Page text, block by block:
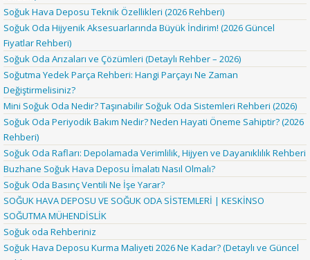
Soğuk Hava Deposu Teknik Özellikleri (2026 Rehberi)
Soğuk Oda Hijyenik Aksesuarlarında Büyük İndirim! (2026 Güncel
Fiyatlar Rehberi)
Soğuk Oda Arızaları ve Çözümleri (Detaylı Rehber – 2026)
Soğutma Yedek Parça Rehberi: Hangi Parçayı Ne Zaman
Değiştirmelisiniz?
Mini Soğuk Oda Nedir? Taşınabilir Soğuk Oda Sistemleri Rehberi (2026)
Soğuk Oda Periyodik Bakım Nedir? Neden Hayati Öneme Sahiptir? (2026
Rehberi)
Soğuk Oda Rafları: Depolamada Verimlilik, Hijyen ve Dayanıklılık Rehberi
Buzhane Soğuk Hava Deposu İmalatı Nasıl Olmalı?
Soğuk Oda Basınç Ventili Ne İşe Yarar?
SOĞUK HAVA DEPOSU VE SOĞUK ODA SİSTEMLERİ | KESKİNSO
SOĞUTMA MÜHENDİSLİK
Soğuk oda Rehberiniz
Soğuk Hava Deposu Kurma Maliyeti 2026 Ne Kadar? (Detaylı ve Güncel